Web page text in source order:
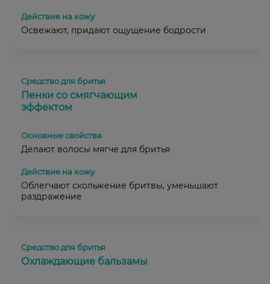
Освежают, придают ощущение бодрости
Пенки со смягчающим
эффектом
Делают волосы мягче для бритья
Облегчают скольжение бритвы, уменьшают
раздражение
Охлаждающие бальзамы